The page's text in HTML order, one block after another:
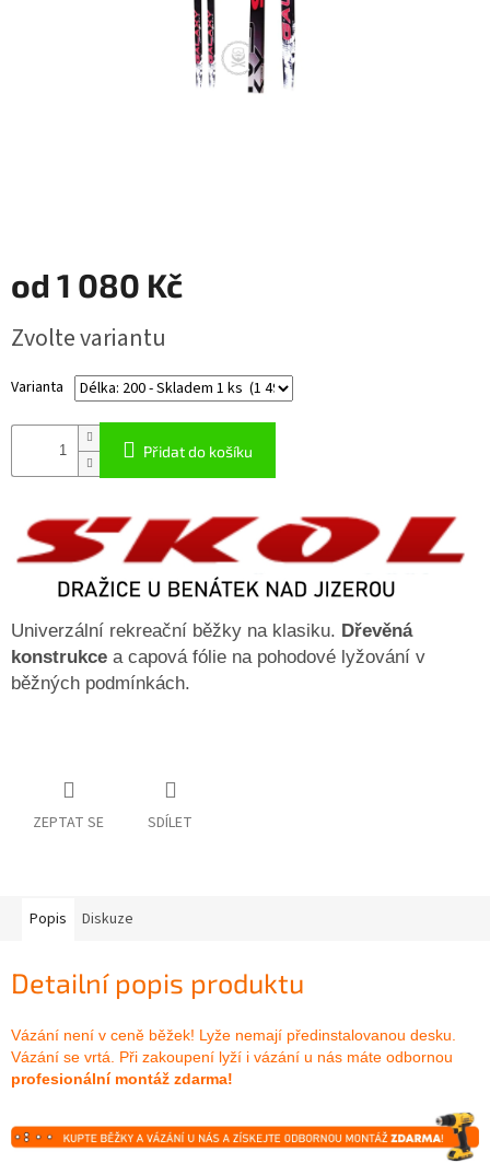
od 1 080 Kč
cena:
Zvolte variantu
Varianta
Přidat do košíku
Univerzální rekreační běžky na klasiku. Dřevěná
konstrukce a capová fólie na pohodové lyžování v
běžných podmínkách.
ZEPTAT SE SDÍLET
Popis Diskuze
Detailní popis produktu
Vázání není v ceně běžek! Lyže nemají předinstalovanou desku.
Vázání se vrtá. Při zakoupení lyží i vázání u nás máte odbornou
profesionální montáž zdarma!